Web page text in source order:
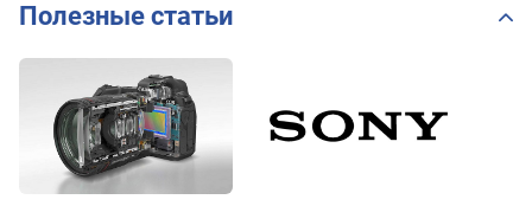
Полезные статьи